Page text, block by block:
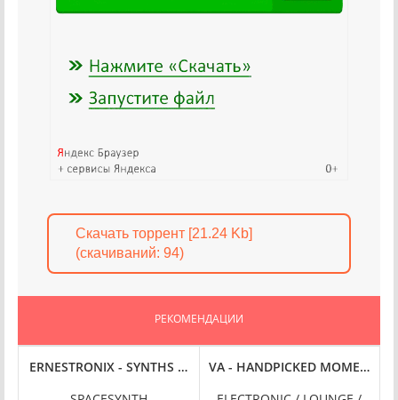
Скачать торрент [21.24 Kb]
(cкачиваний: 94)
РЕКОМЕНДАЦИИ
(2025) FLAC
ERNESTRONIX - SYNTHS EARTH ORBIT LAUNCH IGNITION
VA - HANDPICKED MOMENTS